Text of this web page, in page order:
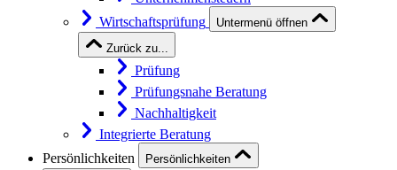
Wirtschaftsprüfung
Untermenü öffnen
Zurück zu...
Prüfung
Prüfungsnahe Beratung
Nachhaltigkeit
Integrierte Beratung
Persönlichkeiten
Persönlichkeiten